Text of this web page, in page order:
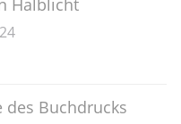
Halblicht
des Buchdrucks